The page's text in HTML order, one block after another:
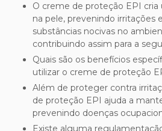
O creme de proteção EPI cria uma barreira protetora
na pele, prevenindo irritações
substâncias nocivas no
contribuindo assim para a
Quais são os benefícios específicos para a pele ao
utilizar o creme de proteção
Além de proteger contra irritações e alergias, o creme
de proteção EPI ajuda a
prevenindo doenças
Existe alguma regulamentação específica para o uso